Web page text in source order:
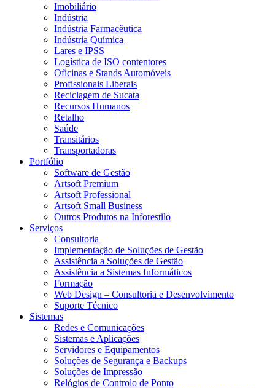
Imobiliário
Indústria
Indústria Farmacêutica
Indústria Química
Lares e IPSS
Logística de ISO contentores
Oficinas e Stands Automóveis
Profissionais Liberais
Reciclagem de Sucata
Recursos Humanos
Retalho
Saúde
Transitários
Transportadoras
Portfólio
Software de Gestão
Artsoft Premium
Artsoft Professional
Artsoft Small Business
Outros Produtos na Inforestilo
Serviços
Consultoria
Implementação de Soluções de Gestão
Assistência a Soluções de Gestão
Assistência a Sistemas Informáticos
Formação
Web Design – Consultoria e Desenvolvimento
Suporte Técnico
Sistemas
Redes e Comunicações
Sistemas e Aplicações
Servidores e Equipamentos
Soluções de Segurança e Backups
Soluções de Impressão
Relógios de Controlo de Ponto